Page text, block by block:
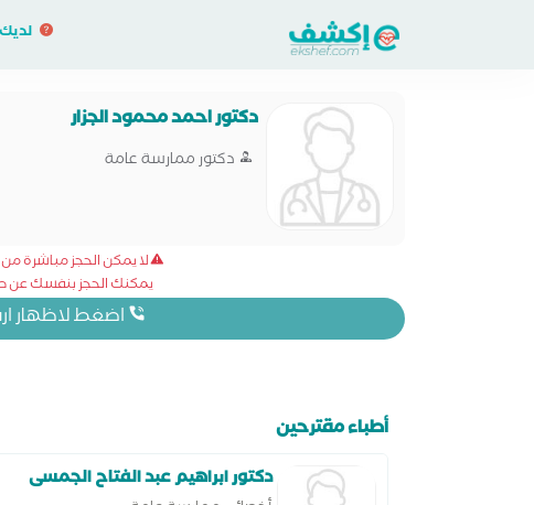
دكتور احمد محمود الجزار
دكتور ممارسة عامة
لا يمكن الحجز مباشرة
يمكنك الحجز بنفسك عن
اضغط لاظهار
أطباء مقترحين
دكتور ابراهيم عبد الفتاح الجمسى